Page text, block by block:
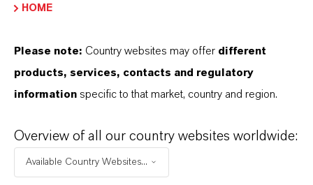
HOME
Please note: Country websites may offer different
products, services, contacts and regulatory
information specific to that market, country and region.
Overview of all our country websites worldwide:
Available Country Websites...